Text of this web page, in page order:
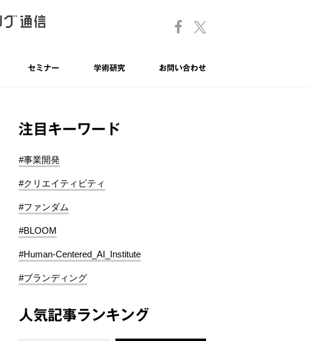
セミナー 学術研究 お問い合わせ
注目キーワード
#事業開発
#クリエイティビティ
#ファンダム
#BLOOM
#Human-Centered_AI_Institute
#ブランディング
人気記事ランキング